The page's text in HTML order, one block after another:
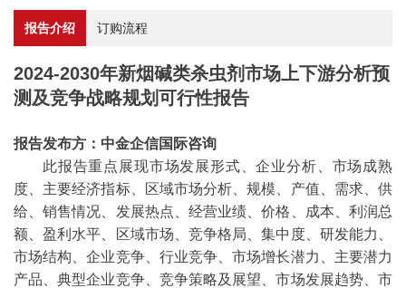
报告介绍 订购流程
2024-2030年新烟碱类杀虫剂市场上下游分析预
测及竞争战略规划可行性报告
报告发布方：中金企信国际咨询
此报告重点展现市场发展形式、企业分析、市场成熟
度、主要经济指标、区域市场分析、规模、产值、需求、供
给、销售情况、发展热点、经营业绩、价格、成本、利润总
额、盈利水平、区域市场、竞争格局、集中度、研发能力、
市场结构、企业竞争、行业竞争、市场增长潜力、主要潜力
产品、典型企业竞争、竞争策略及展望、市场发展趋势、市